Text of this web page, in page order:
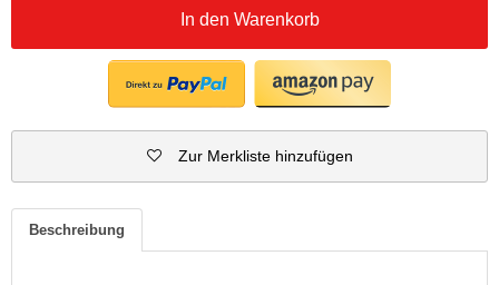
In den Warenkorb
Zur Merkliste hinzufügen
Beschreibung